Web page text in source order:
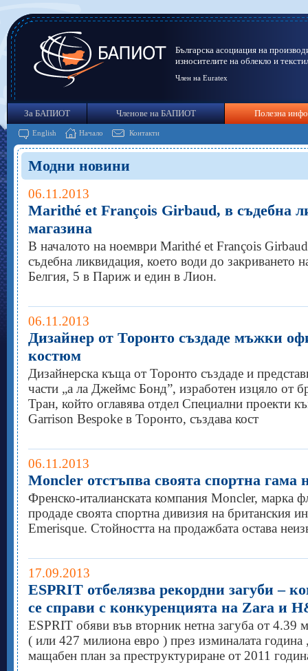
Българска асоциация на
износителите на облекло и
Член на Euratex
За БАПИОТ Членове на БАПИОТ Полезна
English Начало Контакти
Модни новини
06.11.2013
Marithé et François Girbaud, в съдебна
магазина
В началото на ноември Marithé et François
съдебна ликвидация, което води до закриването
Белгия, 5 в Париж и един в Лион.
06.11.2013
Дизайнер от Торонто създаде мъжки
костюм
Дизайнерска къща от Торонто създаде и
части „а ла Джеймс Бонд”, изработен изцяло от
Тран, който оглавява отдел Специални проекти
Garrison Bespoke в Торонто, създава кост
06.11.2013
Moncler отстъпва своята спортна гама
Френско-италианската компания Moncler, марка
продаде своята спортна дивизия на британския
Emerisque. Стойността на продажбата остава
17.09.2013
ESPRIT отбелязва рекордни загуби –
се справи с конкуренцията на Zara и
ESPRIT обяви във вторник нетна загуба от 4.39
( или 427 милиона евро ) през изминалата година
мащабен план за преструктуриране от 2011